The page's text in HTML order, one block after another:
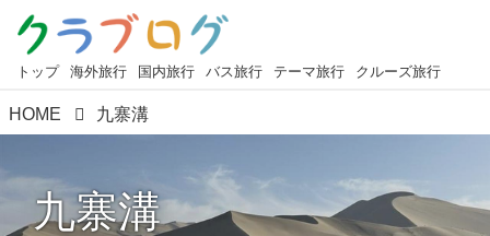
トップ 海外旅行 国内旅行 バス旅行 テーマ旅行 クルーズ旅行
HOME 九寨溝
九寨溝